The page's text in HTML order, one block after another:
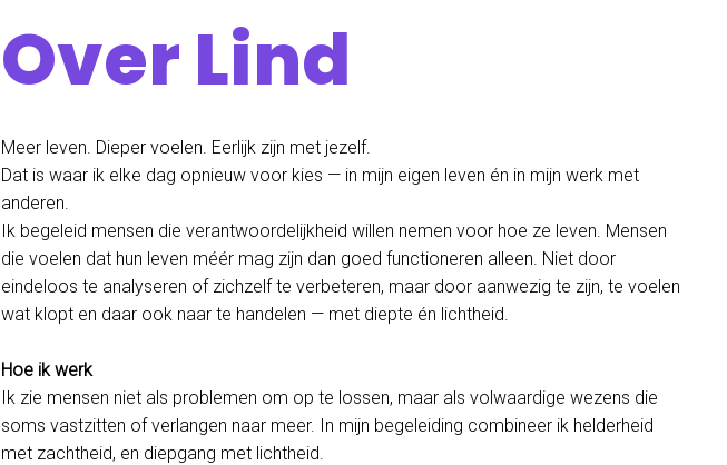
Over Lind
Meer leven. Dieper voelen. Eerlijk zijn met jezelf.
Dat is waar ik elke dag opnieuw voor kies — in mijn eigen leven én in mijn werk met
anderen.
Ik begeleid mensen die verantwoordelijkheid willen nemen voor hoe ze leven. Mensen
die voelen dat hun leven méér mag zijn dan goed functioneren alleen. Niet door
eindeloos te analyseren of zichzelf te verbeteren, maar door aanwezig te zijn, te voelen
wat klopt en daar ook naar te handelen — met diepte én lichtheid.
Hoe ik werk
Ik zie mensen niet als problemen om op te lossen, maar als volwaardige wezens die
soms vastzitten of verlangen naar meer. In mijn begeleiding combineer ik helderheid
met zachtheid, en diepgang met lichtheid.